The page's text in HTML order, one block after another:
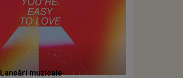
Lansări muzicale